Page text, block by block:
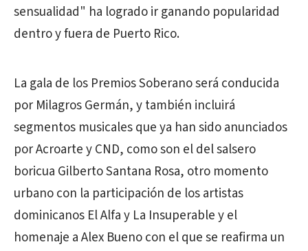
sensualidad" ha logrado ir ganando popularidad
dentro y fuera de Puerto Rico.
La gala de los Premios Soberano será conducida
por Milagros Germán, y también incluirá
segmentos musicales que ya han sido anunciados
por Acroarte y CND, como son el del salsero
boricua Gilberto Santana Rosa, otro momento
urbano con la participación de los artistas
dominicanos El Alfa y La Insuperable y el
homenaje a Alex Bueno con el que se reafirma un